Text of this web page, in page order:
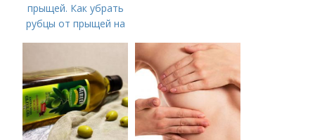
прыщей. Как убрать
рубцы от прыщей на